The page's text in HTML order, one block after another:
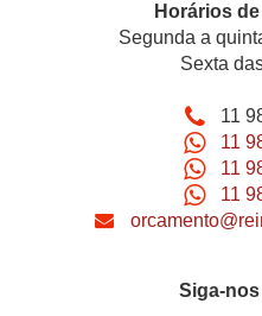
Horários
Segunda a
Sexta
11
11
11
11
Siga-